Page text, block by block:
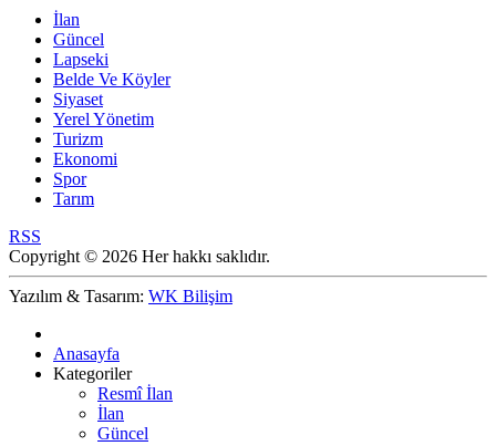
İlan
Güncel
Lapseki
Belde Ve Köyler
Siyaset
Yerel Yönetim
Turizm
Ekonomi
Spor
Tarım
RSS
Copyright © 2026 Her hakkı saklıdır.
Yazılım & Tasarım: WK Bilişim
Anasayfa
Kategoriler
Resmî İlan
İlan
Güncel